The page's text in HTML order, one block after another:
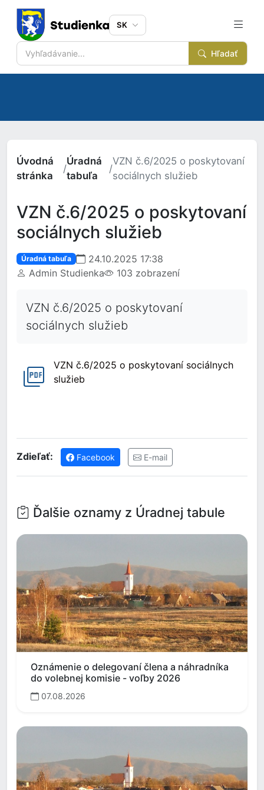
Hľadať
SK
Úvodná
stránka
/
Úradná
tabuľa
/
VZN č.6/2025 o poskytovaní
sociálnych služieb
VZN č.6/2025 o poskytovaní
sociálnych služieb
Úradná tabuľa
24.10.2025 17:38
Admin Studienka
103 zobrazení
VZN č.6/2025 o poskytovaní
sociálnych služieb
VZN č.6/2025 o poskytovaní sociálnych
služieb
Zdieľať: Facebook E-mail
Ďalšie oznamy z Úradnej tabule
Oznámenie o delegovaní člena a náhradníka
do volebnej komisie - voľby 2026
07.08.2026